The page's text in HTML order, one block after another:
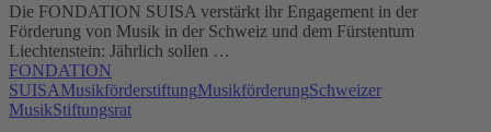
Die FONDATION SUISA verstärkt ihr Engagement in der
Förderung von Musik in der Schweiz und dem Fürstentum
Liechtenstein: Jährlich sollen …
FONDATION
SUISAMusikförderstiftungMusikförderungSchweizer
MusikStiftungsrat